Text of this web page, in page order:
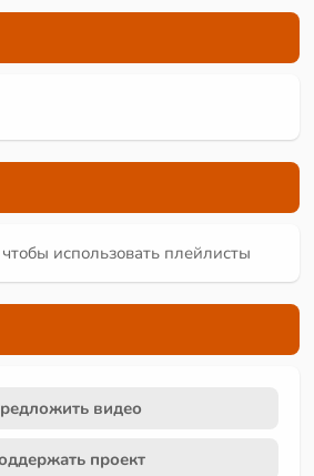
чтобы использовать плейлисты
видео
проект